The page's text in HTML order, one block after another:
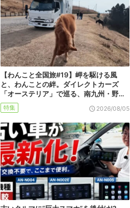
【わんこと全国旅#19】岬を駆ける風
と、わんことの絆。ダイレクトカーズ
「オーステリア」で巡る、南九州・野…
特集 2026/08/05